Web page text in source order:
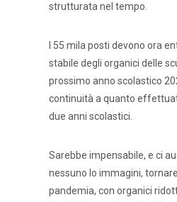
strutturata nel tempo.
I 55 mila posti devono ora
stabile degli organici delle
prossimo anno scolastico
continuità a quanto
due anni scolastici.
Sarebbe impensabile, e ci
nessuno lo immagini,
pandemia, con organici